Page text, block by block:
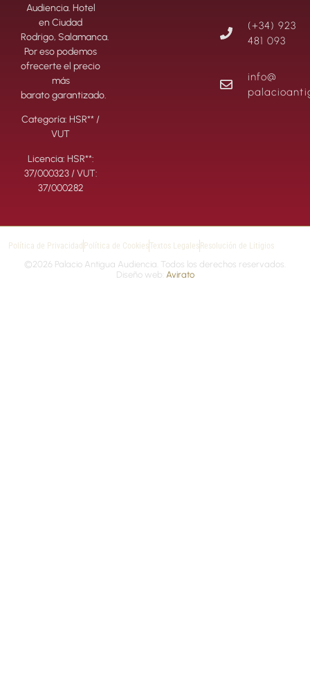
Audiencia. Hotel
en Ciudad
Rodrigo, Salamanca.
Por eso podemos
ofrecerte el precio
más
barato garantizado.
Categoría: HSR** /
VUT
Licencia: HSR**:
37/000323 / VUT:
37/000282
(+34) 923
481 093
info@
©2026 Palacio Antigua Audiencia. Todos los derechos reservados.
Diseño web: Avirato
Política de Privacidad Política de CookiesTextos Legales Resolución de Litigios